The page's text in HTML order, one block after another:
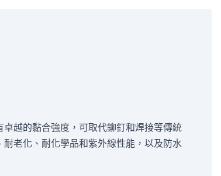
越的黏合強度，可取代鉚釘和焊接等傳統
老化、耐化學品和紫外線性能，以及防水